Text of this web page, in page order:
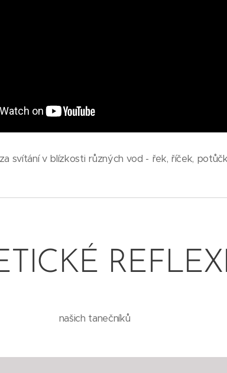
svítání v blízkosti různých vod - řek, říček,
našich tanečníků